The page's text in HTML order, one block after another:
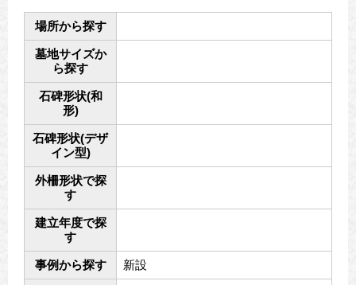
場所から探す
墓地サイズか
ら探す
石碑形状(和
形)
石碑形状(デザ
イン型)
外柵形状で探
す
建立年度で探
す
事例から探す 新設